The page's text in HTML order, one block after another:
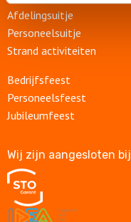
Afdelingsuitje
Personeelsuitje
Strand activiteiten
Bedrijfsfeest
Personeelsfeest
Jubileumfeest
Wij zijn aangesloten bij